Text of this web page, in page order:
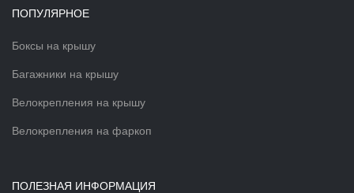
ПОПУЛЯРНОЕ
Боксы на крышу
Багажники на крышу
Велокрепления на крышу
Велокрепления на фаркоп
ПОЛЕЗНАЯ ИНФОРМАЦИЯ